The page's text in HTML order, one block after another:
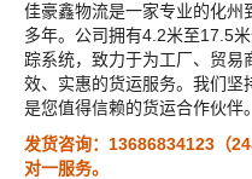
佳豪鑫物流是一家专业的化州
多年。公司拥有4.2米至17.5
踪系统，致力于为工厂、贸
效、实惠的货运服务。我们坚
是您值得信赖的货运合作伙伴。
发货咨询：13686834123（
对一服务。